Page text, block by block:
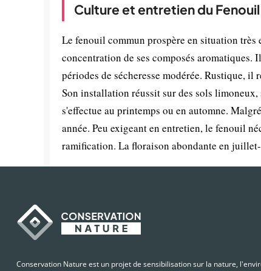
Culture et entretien du
Le fenouil commun prospère en situation
concentration de ses composés aromatiques.
périodes de sécheresse modérée. Rustique,
Son installation réussit sur des sols
s'effectue au printemps ou en automne.
année. Peu exigeant en entretien, le fenouil
ramification. La floraison abondante en
Conservation Nature est un projet de sensibilisation sur la nature,